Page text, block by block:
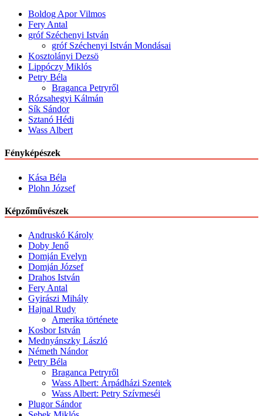
Boldog Apor Vilmos
Fery Antal
gróf Széchenyi István
gróf Széchenyi István Mondásai
Kosztolányi Dezsö
Lippóczy Miklós
Petry Béla
Braganca Petryről
Rózsahegyi Kálmán
Sík Sándor
Sztanó Hédi
Wass Albert
Fényképészek
Kása Béla
Plohn József
Képzőművészek
Andruskó Károly
Doby Jenő
Domján Evelyn
Domján József
Drahos István
Fery Antal
Gyirászi Mihály
Hajnal Rudy
Amerika története
Kosbor István
Mednyánszky László
Németh Nándor
Petry Béla
Braganca Petryről
Wass Albert: Árpádházi Szentek
Wass Albert: Petry Szívmeséi
Plugor Sándor